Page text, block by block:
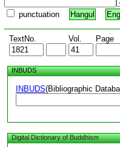
punctuation Hangul Eng
TextNo. Vol. Page
INBUDS
INBUDS(Bibliographic
Digital Dictionary of Buddhism